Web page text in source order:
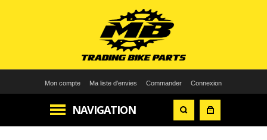
Mon compte Ma liste d'envies Commander Connexion
NAVIGATION